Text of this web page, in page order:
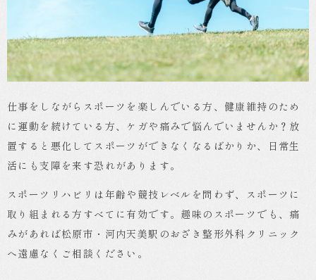
仕事をしながらスポーツを楽しんでいる方、健康維持のため
に運動を続けている方、ケガや痛みで悩んでいませんか？放
置すると悪化してスポーツができなくなるばかりか、日常生
活にも支障を来す恐れがあります。
スポーツリハビリは年齢や競技レベルを問わず、スポーツに
取り組まれる方すべてに有効です。趣味のスポーツでも、痛
みがあれば松原市・河内天美駅のおざき整形外科クリニック
へ遠慮なくご相談ください。